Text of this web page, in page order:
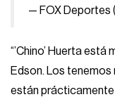
— FOX Deportes
“’Chino’ Huerta está
Edson. Los
están prácticamente